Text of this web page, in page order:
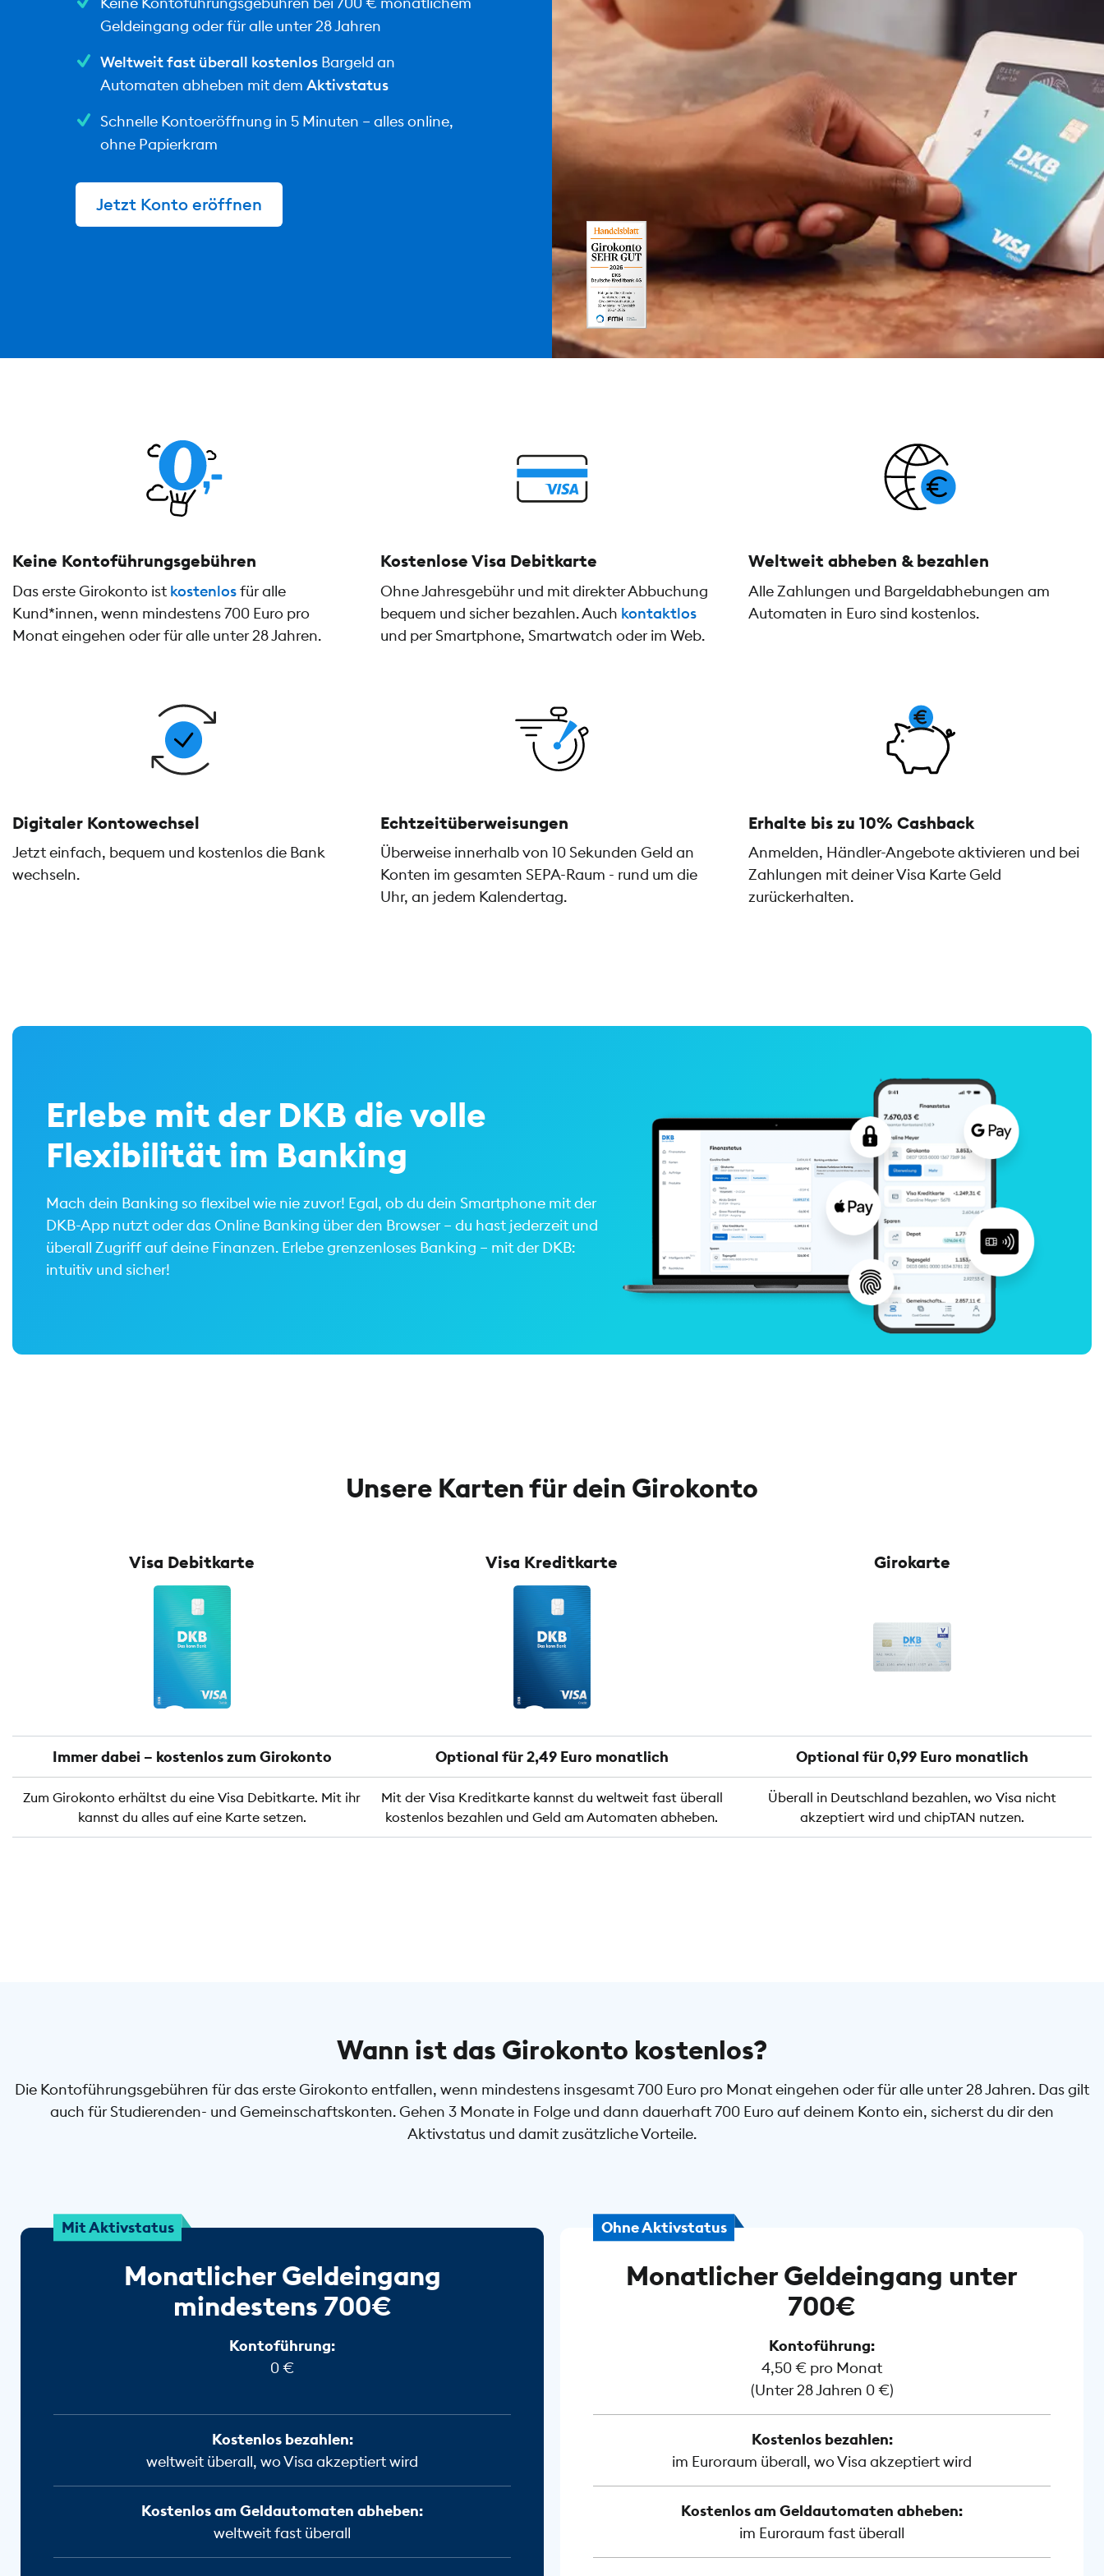
Geldeingang oder für alle unter 28 Jahren
Weltweit fast überall kostenlos Bargeld an
Automaten abheben mit demAktivstatus
Schnelle Kontoeröffnung in 5 Minuten – alles online,
ohne Papierkram
Jetzt Konto eröffnen
Keine Kontoführungs­gebühren
Das erste Girokonto ist kostenlosfür alle
Kund*innen, wenn mindestens 700 Euro pro
Monat eingehen oder für alle unter 28 Jahren.
Kostenlose Visa Debitkarte
Ohne Jahresgebühr und mit direkter Abbuchung
bequem und sicher bezahlen. Auch kontaktlos
und per Smartphone, Smartwatch oder im Web.
Weltweit abheben & bezahlen
Alle Zahlungen und Bargeldabhebungen am
Automaten in Euro sind kostenlos.
Digitaler Kontowechsel
Jetzt einfach, bequem und kostenlos die Bank
wechseln.
Echtzeitüberweisungen
Überweise innerhalb von 10 Sekunden Geld an
Konten im gesamten SEPA-Raum - rund um die
Uhr, an jedem Kalendertag.
Erhalte bis zu 10% Cashback
Anmelden, Händler-Angebote aktivieren und bei
Zahlungen mit deiner Visa Karte Geld
zurückerhalten.
Erlebe mit der DKB die volle
Flexibilität im Banking
Mach dein Banking so flexibel wie nie zuvor! Egal, ob du dein Smartphone mit der
DKB-App nutzt oder das Online Banking über den Browser – du hast jederzeit und
überall Zugriff auf deine Finanzen. Erlebe grenzenloses Banking – mit der DKB:
intuitiv und sicher!
Unsere Karten für dein Girokonto
Visa Debitkarte Visa Kreditkarte Girokarte
Immer dabei – kostenlos zum Girokonto Optional für 2,49 Euro monatlich Optional für 0,99 Euro monatlich
Zum Girokonto erhältst du eine Visa Debitkarte. Mit ihr
kannst du alles auf eine Karte setzen.
Mit der Visa Kreditkarte kannst du weltweit fast überall
kostenlos bezahlen und Geld am Automaten abheben.
Überall in Deutschland bezahlen, wo Visa nicht
akzeptiert wird und chipTAN nutzen.
Wann ist das Girokonto kostenlos?
Die Kontoführungsgebühren für das erste Girokonto entfallen, wenn mindestens insgesamt 700 Euro pro Monat eingehen oder für alle unter 28 Jahren. Das gilt
auch für Studierenden- und Gemeinschaftskonten. Gehen 3 Monate in Folge und dann dauerhaft 700 Euro auf deinem Konto ein, sicherst du dir den
Aktivstatus und damit zusätzliche Vorteile.
Mit Aktivstatus
Monatlicher Geldeingang
mindestens 700€
Kontoführung:
0 €
Kostenlos bezahlen:
weltweit überall, wo Visa akzeptiert wird
Kostenlos am Geldautomaten abheben:
weltweit fast überall
Ohne Aktivstatus
Monatlicher Geldeingang unter
700€
Kontoführung:
4,50 € pro Monat
(Unter 28 Jahren 0 €)
Kostenlos bezahlen:
im Euroraum überall, wo Visa akzeptiert wird
Kostenlos am Geldautomaten abheben:
im Euroraum fast überall